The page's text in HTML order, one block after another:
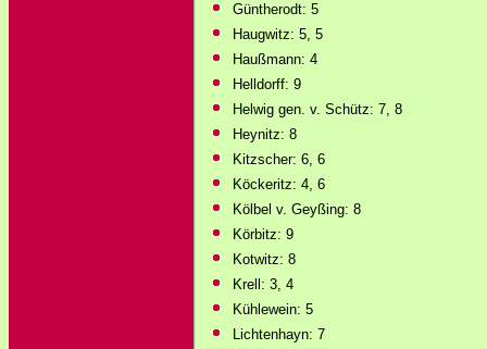
Güntherodt: 5
Haugwitz: 5, 5
Haußmann: 4
Helldorff: 9
Helwig gen. v. Schütz: 7, 8
Heynitz: 8
Kitzscher: 6, 6
Köckeritz: 4, 6
Kölbel v. Geyßing: 8
Körbitz: 9
Kotwitz: 8
Krell: 3, 4
Kühlewein: 5
Lichtenhayn: 7